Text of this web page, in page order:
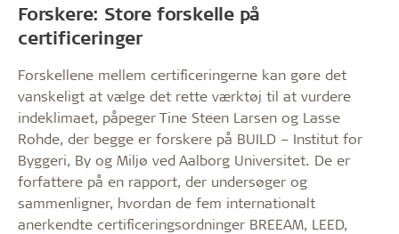
Forskere: Store forskelle på
certificeringer
Forskellene mellem certificeringerne kan gøre det
vanskeligt at vælge det rette værktøj til at vurdere
indeklimaet, påpeger Tine Steen Larsen og Lasse
Rohde, der begge er forskere på BUILD – Institut for
Byggeri, By og Miljø ved Aalborg Universitet. De er
forfattere på en rapport, der undersøger og
sammenligner, hvordan de fem internationalt
anerkendte certificeringsordninger BREEAM, LEED,